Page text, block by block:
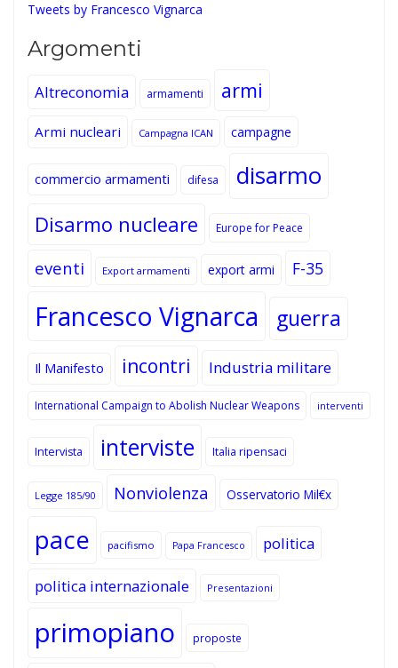
Tweets by Francesco Vignarca
Argomenti
Altreconomia armamenti armi
Armi nucleari Campagna ICAN campagne
commercio armamenti difesa disarmo
Disarmo nucleare Europe for Peace
eventi Export armamenti export armi F-35
Francesco Vignarca guerra
Il Manifesto incontri Industria militare
International Campaign to Abolish Nuclear Weapons interventi
Intervista interviste Italia ripensaci
Legge 185/90 Nonviolenza Osservatorio Mil€x
pace pacifismo Papa Francesco politica
politica internazionale Presentazioni
primopiano proposte